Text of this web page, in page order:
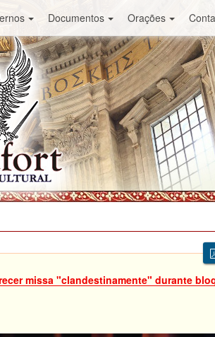
Documentos Orações
missa "clandestinamente" durante